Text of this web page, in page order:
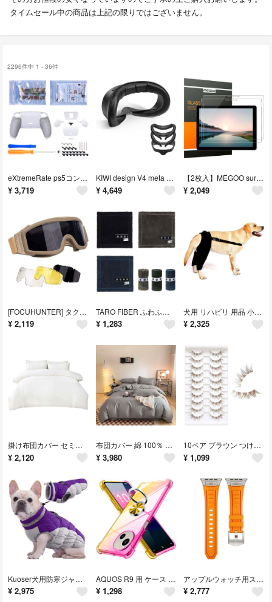
タイムセール中の商品は上記の限りではございません。
2296件中 1 - 36件
eXtremeRate ps5コントローラーBDM-010&BDM-020に対応
¥ 3,719
KIWI design V4 meta quest 3Sに対応 フェイスカバー
¥ 4,649
【2枚入】MEGOO surface go4/surface go3/surfa
¥ 2,049
[FOCUHUNTER] タクティカルゴーグル スポーツメガネ 3色レンズセット
¥ 2,119
TARO FIBER ふわふわ ハンドタオル ハンカチ 速乾 超吸水 23×23
¥ 1,283
犬用 リハビリ 用品 小型犬 中型 大型犬 サポーター 膝関節 プロテクター（後
¥ 2,325
掛け布団カバー セミダブル オールシーズン 寝具カバー 柔らかい触り心地 肌にや
¥ 2,120
布団カバー 綿 100％ シングル 3点セット 寝具カバーセットシングル グレ
¥ 3,980
10ペア ブラウン つけまつげ クリアバンド マンガつけまつげ 日本のアニメコス
¥ 1,099
Kuoser犬用防寒ジャケット防寒コート 防寒ベスト 冬服 防寒防水対策 暖かい
¥ 2,975
AQUOS R9 用 ケース リング 透明 TPU グラデーション色 SH-51
¥ 1,298
アップルウォッチ用ステンレススチール製交換バンド アップルウォッチシリーズ
¥ 2,777